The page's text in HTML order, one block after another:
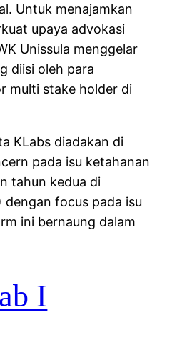
Untuk menajamkan
upaya advokasi
Unissula menggelar
diisi oleh para
multi stake holder di
KLabs diadakan di
pada isu ketahanan
tahun kedua di
focus pada isu
ini bernaung dalam
I